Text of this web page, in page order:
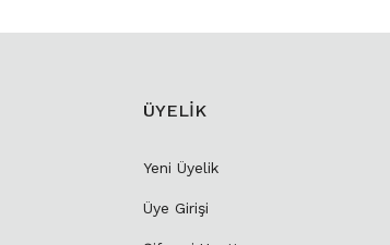
ÜYELİK
Yeni Üyelik
Üye Girişi